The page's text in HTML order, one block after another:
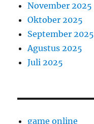
November 2025
Oktober 2025
September 2025
Agustus 2025
Juli 2025
game online